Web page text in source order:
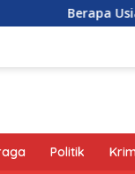
Usia Davina
Politik